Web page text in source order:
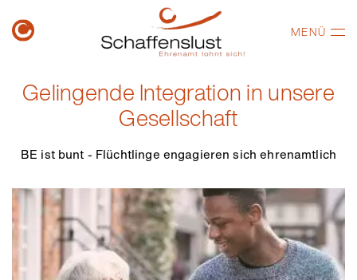
MENÜ
Gelingende Integration in unsere
Gesellschaft
BE ist bunt - Flüchtlinge engagieren sich ehrenamtlich